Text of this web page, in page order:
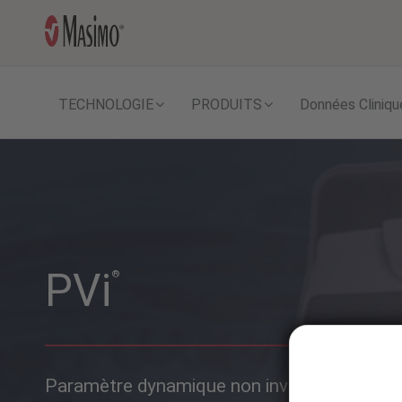
TECHNOLOGIE PRODUITS Données
PVi ®
Paramètre dynamique non invasif qui aide